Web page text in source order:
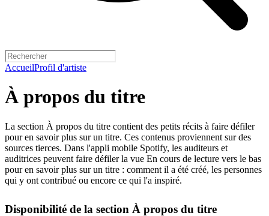
AccueilProfil d'artiste
À propos du titre
La section À propos du titre contient des petits récits à faire défiler
pour en savoir plus sur un titre. Ces contenus proviennent sur des
sources tierces. Dans l'appli mobile Spotify, les auditeurs et
auditrices peuvent faire défiler la vue En cours de lecture vers le bas
pour en savoir plus sur un titre : comment il a été créé, les personnes
qui y ont contribué ou encore ce qui l'a inspiré.
Disponibilité de la section À propos du titre